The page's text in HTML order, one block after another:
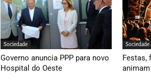
Sociedade
Governo anuncia PPP para novo
Hospital do Oeste
Sociedade
Festas,